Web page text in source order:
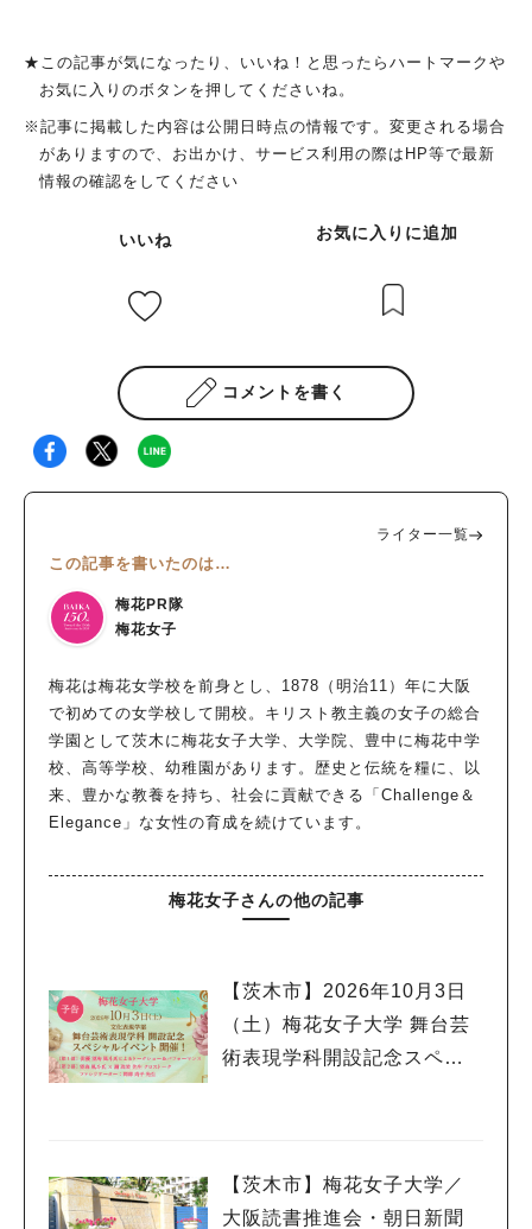
★この記事が気になったり、いいね！と思ったらハートマークや
お気に入りのボタンを押してくださいね。
※記事に掲載した内容は公開日時点の情報です。変更される場合
がありますので、お出かけ、サービス利用の際はHP等で最新
情報の確認をしてください
いいね お気に入りに追加
コメントを書く
ライター一覧
この記事を書いたのは…
梅花PR隊
梅花女子
梅花は梅花女学校を前身とし、1878（明治11）年に大阪
で初めての女学校して開校。キリスト教主義の女子の総合
学園として茨木に梅花女子大学、大学院、豊中に梅花中学
校、高等学校、幼稚園があります。歴史と伝統を糧に、以
来、豊かな教養を持ち、社会に貢献できる「Challenge＆
Elegance」な女性の育成を続けています。
梅花女子さんの他の記事
【茨木市】2026年10月3日
（土）梅花女子大学 舞台芸
術表現学科開設記念スペシ
【茨木市】梅花女子大学／
大阪読書推進会・朝日新聞